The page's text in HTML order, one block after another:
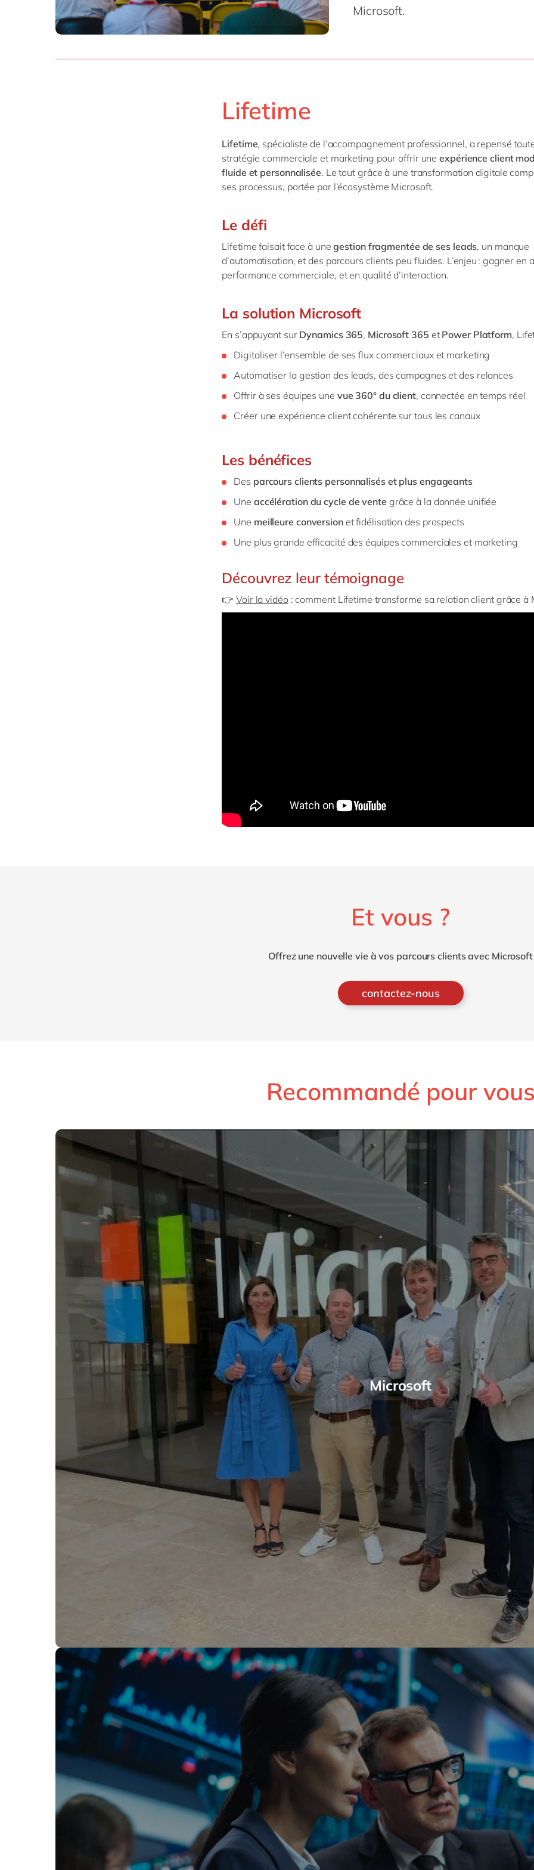
Innovation
Intégration
SAP MII
toutes nos solutions
SAP on Azure
Microsoft.
Lifetime
Lifetime, spécialiste de l’accompagnement professionnel, a repensé
stratégie commerciale et marketing pour offrir uneexpérience client
fluide et personnalisée. Le tout grâce à une transformation digitale
ses processus, portée par l’écosystème Microsoft.
Le défi
Lifetime faisait face à unegestion fragmentée de ses leads, un manque
d’automatisation, et des parcours clients peu fluides. L’enjeu : gagner en
performance commerciale, et en qualité d’interaction.
La solution Microsoft
En s’appuyant sur Dynamics 365, Microsoft 365 et Power Platform,
Digitaliser l’ensemble de ses flux commerciaux et marketing
Automatiser la gestion des leads, des campagnes et des relances
Offrir à ses équipes une vue 360° du client, connectée en temps réel
Créer une expérience client cohérente sur tous les canaux
Les bénéfices
Des parcours clients personnalisés et plus engageants
Une accélération du cycle de vente grâce à la donnée unifiée
Une meilleure conversionet fidélisation des prospects
Une plus grande efficacité des équipes commerciales et marketing
Découvrez leur témoignage
👉Voir la vidéo: comment Lifetime transforme sa relation client grâce à
Et vous ?
Offrez une nouvelle vie à vos parcours clients avec Microsoft
contactez-nous
Recommandé pour
Microsoft